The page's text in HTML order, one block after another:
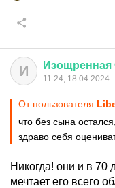
И Изощренная
11:24, 18.04.2024
От пользователя
что без сына
здраво себя
Никогда! они и в 70
мечтает его всего